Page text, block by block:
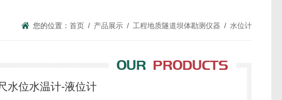
您的位置： 首页 / 产品展示 / 工程地质隧道坝体勘测仪器 / 水位计
水位水温计-液位计